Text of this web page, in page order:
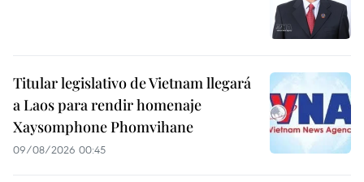
Titular legislativo de Vietnam llegará
a Laos para rendir homenaje
Xaysomphone Phomvihane
09/08/2026 00:45